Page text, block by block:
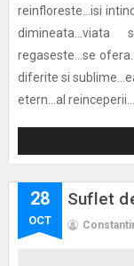
reinfloreste...isi
dimineata...viata
regaseste...se
diferite si
etern…al
28
OCT
Suflet